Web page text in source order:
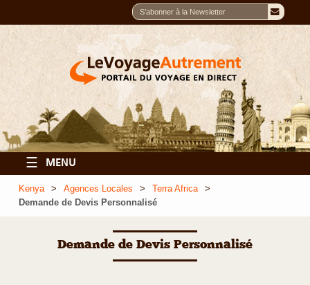
☰ MENU
Kenya Agences Locales
Terra Africa
Demande de Devis Personnalisé
Demande de Devis Personnalisé